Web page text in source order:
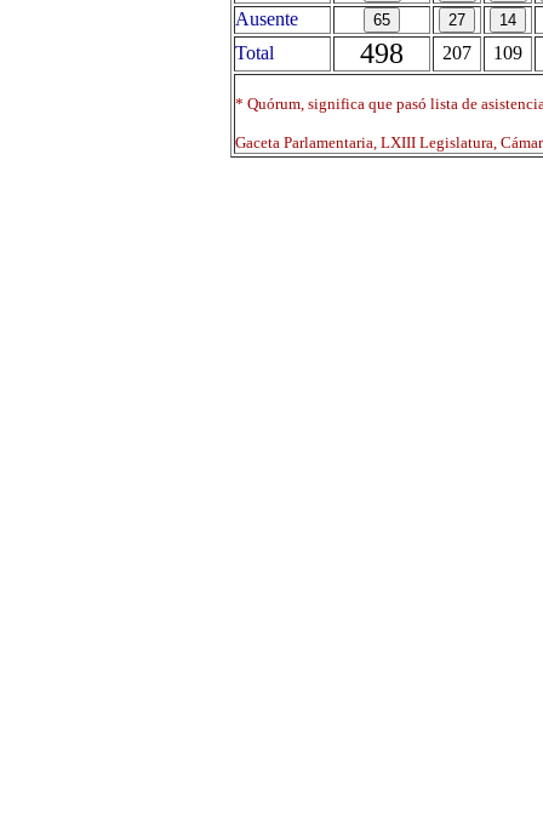
Ausente
Total
498 207 109
* Quórum, significa que pasó lista de
Gaceta Parlamentaria, LXIII Legislatura,